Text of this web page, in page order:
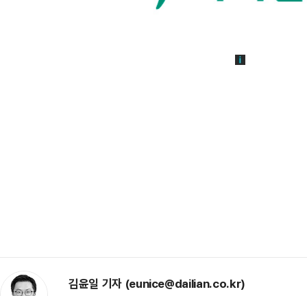
김윤일 기자 (eunice@dailian.co.kr)